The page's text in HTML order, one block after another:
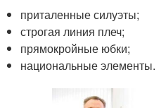
приталенные силуэты;
строгая линия плеч;
прямокройные юбки;
национальные элементы.